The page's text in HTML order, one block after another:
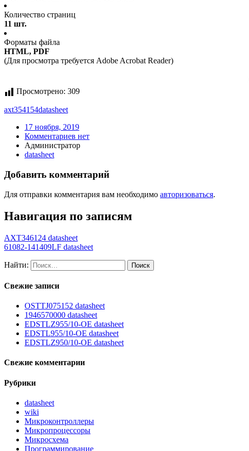
Количество страниц
11 шт.
Форматы файла
HTML, PDF
(Для просмотра требуется Adobe Acrobat Reader)
Просмотрено: 309
axt354154datasheet
17 ноября, 2019
Комментариев нет
Администратор
datasheet
Добавить комментарий
Для отправки комментария вам необходимо авторизоваться.
Навигация по записям
AXT346124 datasheet
61082-141409LF datasheet
Найти:
Свежие записи
OSTTJ075152 datasheet
1946570000 datasheet
EDSTLZ955/10-OE datasheet
EDSTL955/10-OE datasheet
EDSTLZ950/10-OE datasheet
Свежие комментарии
Рубрики
datasheet
wiki
Микроконтроллеры
Микропроцессоры
Микросхема
Программирование